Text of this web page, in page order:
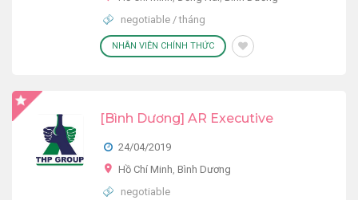
negotiable / tháng
NHÂN VIÊN CHÍNH THỨC
[Bình Dương] AR Executive
24/04/2019
Hồ Chí Minh, Bình Dương
negotiable